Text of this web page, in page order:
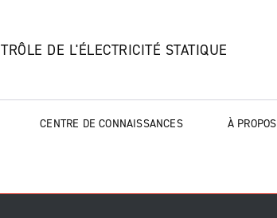
DE L'ÉLECTRICITÉ STATIQUE
CENTRE DE CONNAISSANCES À PROPOS